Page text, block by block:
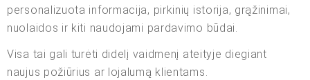
personalizuota informacija, pirkinių istorija, grąžinimai,
nuolaidos ir kiti naudojami pardavimo būdai.
Visa tai gali turėti didelį vaidmenį ateityje diegiant
naujus požiūrius ar lojalumą klientams.